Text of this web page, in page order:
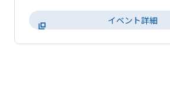
イベント詳細